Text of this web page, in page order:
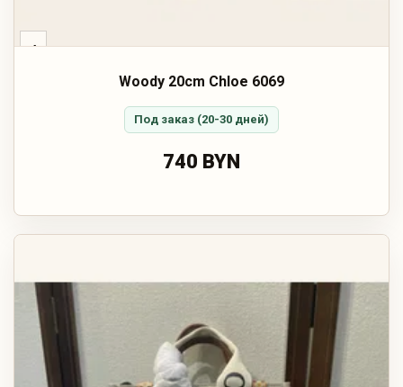
‹
Woody 20cm Chloe 6069
Под заказ (20-30 дней)
740 BYN